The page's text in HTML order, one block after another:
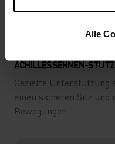
Alle
ACHILLESSEHNEN-
Gezielte Unterstützung
einen sicheren Sitz
Bewegungen.